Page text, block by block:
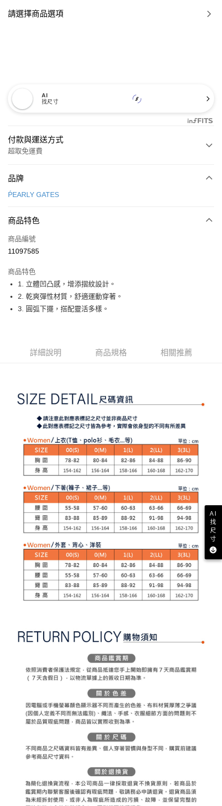
請選擇商品選項
AI
找尺寸
付款與運送方式
超取免運費
信用卡一次付款
LINE Pay
Apple Pay
悠遊付
大哥付你分期
相關說明
成交易。
【繳款方式說明】
1.分期款項不併入電信帳單，「大哥付你分期」於每月結算日後寄送繳費提
2.透過簡訊連結打開帳單後，可選擇「超商條碼／台灣大直營門市／銀行轉
【注意事項】
1.本服務係由「台灣大哥大股份有限公司」（以下簡稱本公司）所提供，讓
用戶於交易時，得透過本服務購買商品或服務，並由商店將買賣／分期付款
2.基於同意付款使用「大哥付你分期」之契約關係目的，商店將以您的個人
資料（包含姓名、電話或地址）提供予台灣大哥大進項蒐集、處理及利用，
由本公司與您本人進行分期帳單所需資料之確認、核對及更正。
3.完整用戶服務條款，請詳閱以下連結：https://oppay.tw/userRule
【關於「AFTEE先享後付」】
AFTEE先享後付是「在收到商品之後才付款」的支付方式。 讓您購物簡單
３．安心：先確認商品／服務後，再付款。
１．於結帳方式選擇「AFTEE先享後付」後，將跳轉至「AFTEE先享後付」
結帳頁面，進行簡訊認證並確認金額後，即可完成結帳。
２．訂單成立數日內，您將收到繳費通知簡訊。
３．收到繳費通知簡訊後14天內，點擊此簡訊中的連結，可透過四大超商／
ATM／網路銀行／等多元方式進行付款，方視為交易完成。
※ 請注意：結帳手續完成當下不需立刻繳費，但若您需要取消訂單，請聯絡
購買商品的店家。未經商家同意取消之訂單仍視為有效，需透過AFTEE先享
※ 交易是否成功請以「AFTEE先享後付 」之結帳頁面顯示為準，若有關於
是否繳費成功／繳費後需取消欲退款等相關疑問，請聯繫「AFTEE先享後付
客戶支援中心」
https://netprotections.freshdesk.com/support/home
【注意事項】
易，需依本服務之必要範圍內提供個人資料，並將交易相關給付款項請求債
權轉讓予恩沛科技股份有限公司。
２．關於個人資料處理事宜，請瀏覽以下網址：
https://aftee.tw/terms/#terms3
３．未成年的使用者請事先徵得法定代理人或監護人之同意方可使用
「AFTEE先享後付」，若未經同意申辦者引起之損失，本公司不負相關責
５．嚴禁一人註冊多個帳號或使用他人資訊註冊。若發現惡意使用之情形，
恩沛科技股份有限公司將有權停止該用戶之使用額度並採取法律行動。
ATM付款
全家取貨付款
付款後全家取貨
免運費
萊爾富取貨付款
免運費
付款後萊爾富取貨
免運費
7-11取貨付款
付款後7-11取貨
免運費
免運費
免運費
品牌
ṔEARLY GATES
商品特色
商品編號
11097585
商品特色
1. 立體凹凸感，增添摺紋設計。
2. 乾爽彈性材質，舒適運動穿著。
3. 圓弧下擺，搭配靈活多樣。
詳細說明 商品規格 相關推薦
AI
找
尺
寸